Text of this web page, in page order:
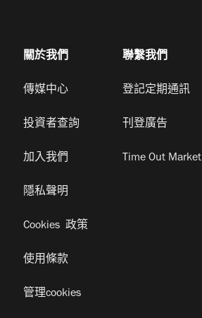
關於我們
傳媒中心
投資者查詢
加入我們
隱私聲明
Cookies 政策
使用條款
管理cookies
聯繫我們
登記定期通訊
刊登廣告
Time Out Market